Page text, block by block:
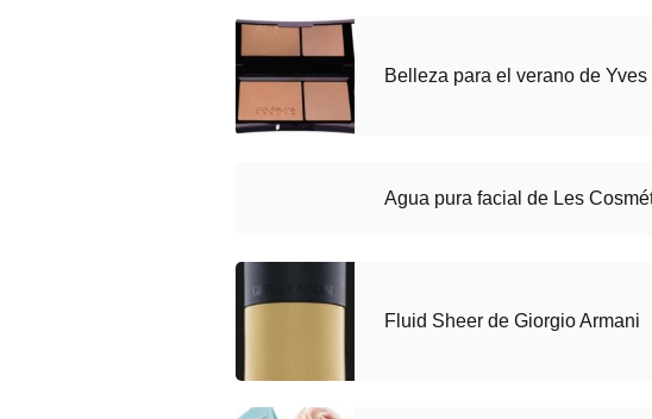
Belleza para el verano de
Agua pura facial de Les
Fluid Sheer de Giorgio Armani